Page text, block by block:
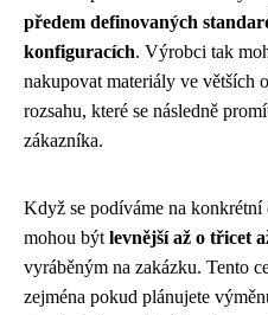
předem definovaných
konfiguracích. Výrobci tak
nakupovat materiály ve větších
rozsahu, které se následně
zákazníka.
Když se podíváme na
mohou být levnější až o třicet
vyráběným na zakázku. Tento
zejména pokud plánujete